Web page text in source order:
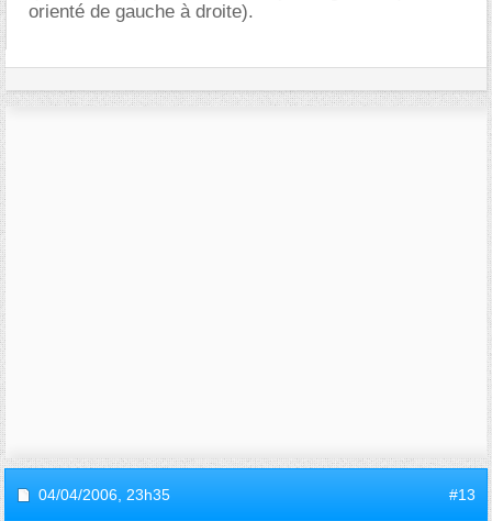
orienté de gauche à droite).
04/04/2006, 23h35 #13